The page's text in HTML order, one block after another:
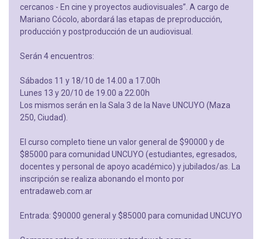
cercanos - En cine y proyectos audiovisuales”. A cargo de
Mariano Cócolo, abordará las etapas de preproducción,
producción y postproducción de un audiovisual.
Serán 4 encuentros:
Sábados 11 y 18/10 de 14.00 a 17.00h
Lunes 13 y 20/10 de 19.00 a 22.00h
Los mismos serán en la Sala 3 de la Nave UNCUYO (Maza
250, Ciudad).
El curso completo tiene un valor general de $90000 y de
$85000 para comunidad UNCUYO (estudiantes, egresados,
docentes y personal de apoyo académico) y jubilados/as. La
inscripción se realiza abonando el monto por
entradaweb.com.ar
Entrada: $90000 general y $85000 para comunidad UNCUYO